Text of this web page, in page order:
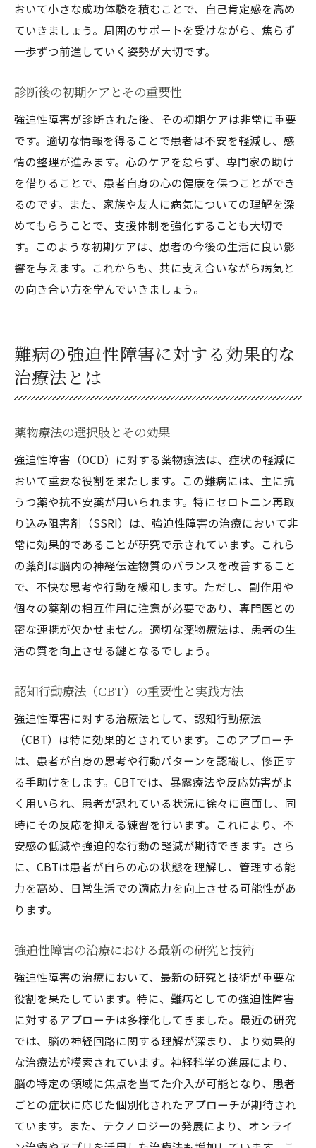
おいて小さな成功体験を積むことで、自己肯定感を高め
ていきましょう。周囲のサポートを受けながら、焦らず
一歩ずつ前進していく姿勢が大切です。
診断後の初期ケアとその重要性
強迫性障害が診断された後、その初期ケアは非常に重要
です。適切な情報を得ることで患者は不安を軽減し、感
情の整理が進みます。心のケアを怠らず、専門家の助け
を借りることで、患者自身の心の健康を保つことができ
るのです。また、家族や友人に病気についての理解を深
めてもらうことで、支援体制を強化することも大切で
す。このような初期ケアは、患者の今後の生活に良い影
響を与えます。これからも、共に支え合いながら病気と
の向き合い方を学んでいきましょう。
難病の強迫性障害に対する効果的な
治療法とは
薬物療法の選択肢とその効果
強迫性障害（OCD）に対する薬物療法は、症状の軽減に
おいて重要な役割を果たします。この難病には、主に抗
うつ薬や抗不安薬が用いられます。特にセロトニン再取
り込み阻害剤（SSRI）は、強迫性障害の治療において非
常に効果的であることが研究で示されています。これら
の薬剤は脳内の神経伝達物質のバランスを改善すること
で、不快な思考や行動を緩和します。ただし、副作用や
個々の薬剤の相互作用に注意が必要であり、専門医との
密な連携が欠かせません。適切な薬物療法は、患者の生
活の質を向上させる鍵となるでしょう。
認知行動療法（CBT）の重要性と実践方法
強迫性障害に対する治療法として、認知行動療法
（CBT）は特に効果的とされています。このアプローチ
は、患者が自身の思考や行動パターンを認識し、修正す
る手助けをします。CBTでは、暴露療法や反応妨害がよ
く用いられ、患者が恐れている状況に徐々に直面し、同
時にその反応を抑える練習を行います。これにより、不
安感の低減や強迫的な行動の軽減が期待できます。さら
に、CBTは患者が自らの心の状態を理解し、管理する能
力を高め、日常生活での適応力を向上させる可能性があ
ります。
強迫性障害の治療における最新の研究と技術
強迫性障害の治療において、最新の研究と技術が重要な
役割を果たしています。特に、難病としての強迫性障害
に対するアプローチは多様化してきました。最近の研究
では、脳の神経回路に関する理解が深まり、より効果的
な治療法が模索されています。神経科学の進展により、
脳の特定の領域に焦点を当てた介入が可能となり、患者
ごとの症状に応じた個別化されたアプローチが期待され
ています。また、テクノロジーの発展により、オンライ